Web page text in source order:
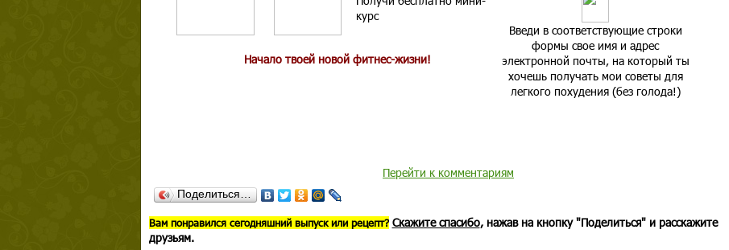
курс
Начало твоей новой фитнес-жизни!
Введи в соответствующие строки
формы свое имя и адрес
электронной почты, на который ты
хочешь получать мои советы для
легкого похудения (без голода!)
Перейти к комментариям
Поделиться…
Вам понравился сегодняшний выпуск или рецепт? Скажите спасибо, нажав на кнопку "Поделиться" и расскажите
друзьям.